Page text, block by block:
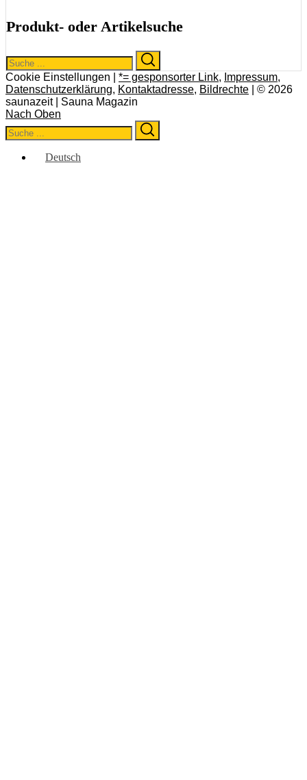
Produkt- oder Artikelsuche
Search
for:
Cookie Einstellungen | *= gesponsorter Link, Impressum,
Datenschutzerklärung, Kontaktadresse, Bildrechte | © 2026
saunazeit | Sauna Magazin
Nach Oben
Search
for:
Deutsch